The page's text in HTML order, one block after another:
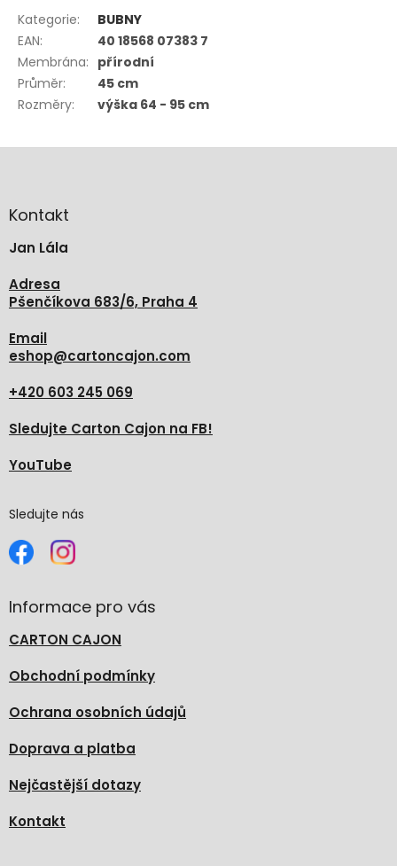
Kategorie:
BUBNY
EAN:
40 18568 07383 7
Membrána: přírodní
Průměr:
45 cm
Rozměry: výška 64 - 95 cm
aKontakt
Jan Lála
Adresa
Pšenčíkova 683/6, Praha 4
Email
eshop@cartoncajon.com
+420 603 245 069
Sledujte Carton Cajon na FB!
YouTube
Sledujte nás
Informace pro vás
CARTON CAJON
Obchodní podmínky
Ochrana osobních údajů
Doprava a platba
Nejčastější dotazy
Kontakt